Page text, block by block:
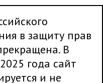
в защиту прав
В
года сайт
и не